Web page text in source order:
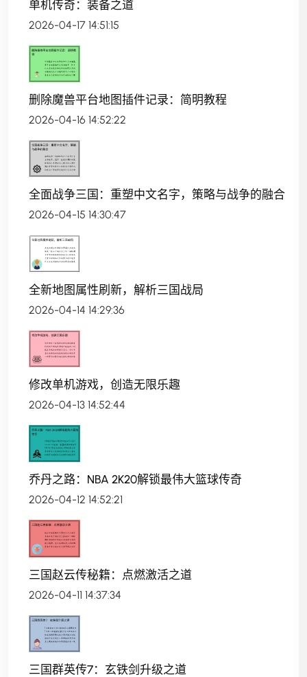
单机传奇：装备之道
2026-04-17 14:51:15
删除魔兽平台地图插件记录：简明教程
2026-04-16 14:52:22
全面战争三国：重塑中文名字，策略与战争的融合
2026-04-15 14:30:47
全新地图属性刷新，解析三国战局
2026-04-14 14:29:36
修改单机游戏，创造无限乐趣
2026-04-13 14:52:44
乔丹之路：NBA 2K20解锁最伟大篮球传奇
2026-04-12 14:52:21
三国赵云传秘籍：点燃激活之道
2026-04-11 14:37:34
三国群英传7：玄铁剑升级之道